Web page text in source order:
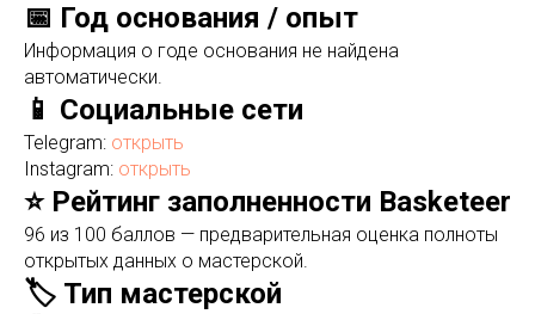
📅 Год основания / опыт
Информация о годе основания не найдена
автоматически.
📱 Социальные сети
Telegram: открыть
Instagram: открыть
⭐ Рейтинг заполненности Basketeer
96 из 100 баллов — предварительная оценка полноты
открытых данных о мастерской.
🏷️ Тип мастерской